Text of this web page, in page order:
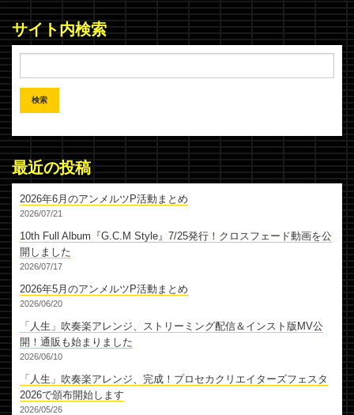
サイト内検索
最近の投稿
2026年6月のアンメルツP活動まとめ
2026/07/21
10th Full Album『G.C.M Style』7/25発行！クロスフェード動画を公
開しました
2026/07/17
2026年5月のアンメルツP活動まとめ
2026/06/20
「人生」吹奏楽アレンジ、ストリーミング配信＆インスト版MV公
開！通販も始まりました
2026/06/10
「人生」吹奏楽アレンジ、完成！プロセカクリエイターズフェスタ
2026で頒布開始します
2026/05/26